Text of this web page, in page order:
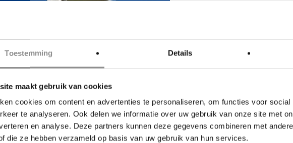
Toestemming Details
maakt gebruik van cookies
cookies om content en advertenties te personaliseren, om functies voor
te analyseren. Ook delen we informatie over uw gebruik van onze site met
en analyse. Deze partners kunnen deze gegevens combineren met
die ze hebben verzameld op basis van uw gebruik van hun services.